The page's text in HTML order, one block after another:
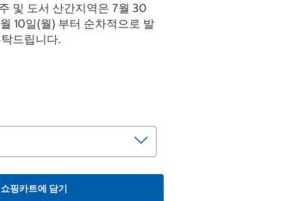
및 도서 산간지역은 7월 30
10일(월) 부터 순차적으로 발
드립니다.
쇼핑카트에 담기